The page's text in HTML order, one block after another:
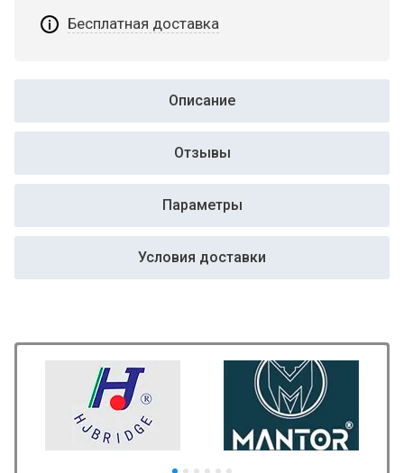
Бесплатная доставка
Описание
Отзывы
Параметры
Условия доставки